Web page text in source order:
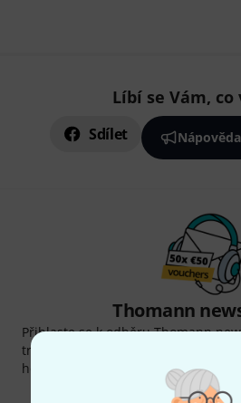
Líbí se Vám, co
Sdílet
Thomann
Přihlaste se k odběru Thomann
trochou štěstí vyhrajte jeden z
hodnotě
Inspirativní příspěvky
Nabídky